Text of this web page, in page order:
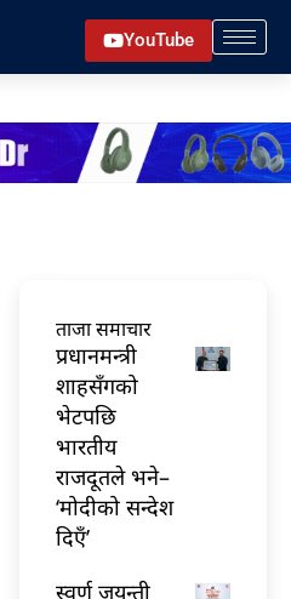
YouTube
ताजा समाचार
प्रधानमन्त्री
शाहसँगको
भेटपछि
भारतीय
राजदूतले भने–
‘मोदीको सन्देश
दिएँ’
स्वर्ण जयन्ती